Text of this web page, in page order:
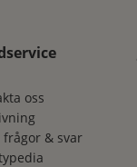
oss
frågor & svar